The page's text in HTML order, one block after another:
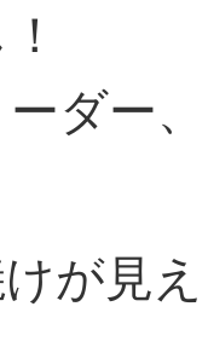
ダー
けが見